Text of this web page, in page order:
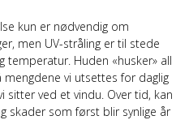
kun er nødvendig om
men UV-stråling er til stede
temperatur. Huden «husker» all
vi utsettes for daglig
sitter ved et vindu. Over tid, kan
skader som først blir synlige år